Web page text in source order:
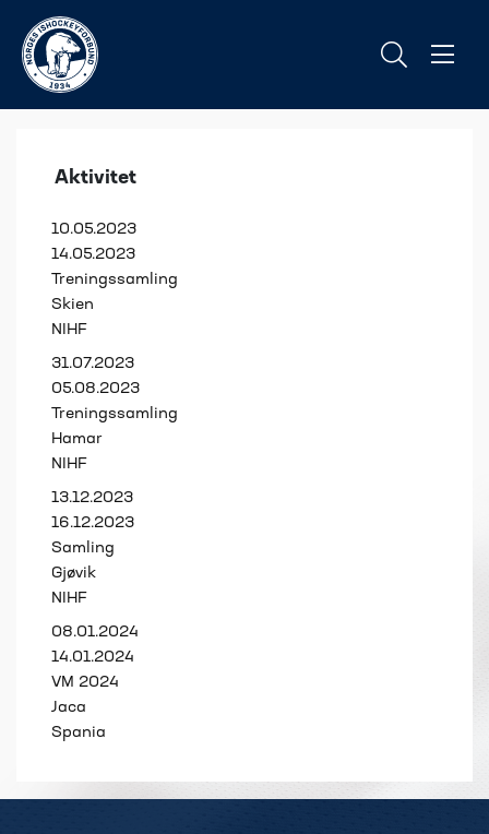
Aktivitet
10.05.2023
14.05.2023
Treningssamling
Skien
NIHF
31.07.2023
05.08.2023
Treningssamling
Hamar
NIHF
13.12.2023
16.12.2023
Samling
Gjøvik
NIHF
08.01.2024
14.01.2024
VM 2024
Jaca
Spania